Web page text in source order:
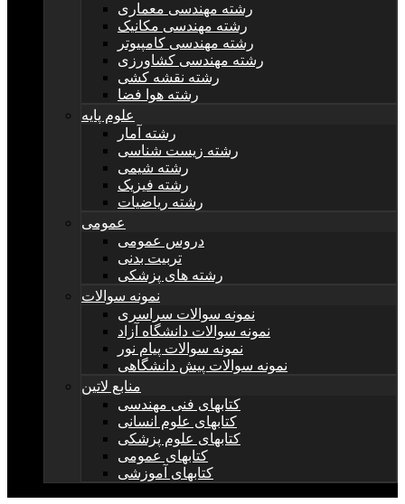
رشته مهندسی معماری
رشته مهندسی مکانیک
رشته مهندسی کامپیوتر
رشته مهندسی کشاورزی
رشته نقشه کشی
رشته هوا فضا
علوم پایه
رشته آمار
رشته زیست شناسی
رشته شیمی
رشته فیزیک
رشته ریاضیات
عمومی
دروس عمومی
تربیت بدنی
رشته های پزشکی
نمونه سوالات
نمونه سوالات سراسری
نمونه سوالات دانشگاه آزاد
نمونه سوالات پیام نور
نمونه سوالات پیش دانشگاهی
منابع لاتین
کتابهای فنی مهندسی
کتابهای علوم انسانی
کتابهای علوم پزشکی
کتابهای عمومی
کتابهای آموزشی